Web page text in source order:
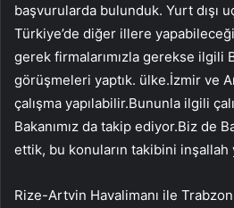
başvurularda bulunduk. Yurt dışı
Türkiye’de diğer illere
gerek firmalarımızla gerekse ilgili
görüşmeleri yaptık. ülke.İzmir ve
çalışma yapılabilir.Bununla ilgili
Bakanımız da takip ediyor.Biz de
ettik, bu konuların takibini
Rize-Artvin Havalimanı ile Trabzon